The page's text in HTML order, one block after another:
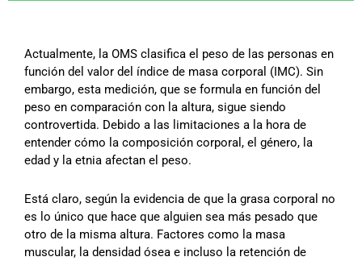
Actualmente, la OMS clasifica el peso de las personas en
función del valor del índice de masa corporal (IMC). Sin
embargo, esta medición, que se formula en función del
peso en comparación con la altura, sigue siendo
controvertida. Debido a las limitaciones a la hora de
entender cómo la composición corporal, el género, la
edad y la etnia afectan el peso.
Está claro, según la evidencia de que la grasa corporal no
es lo único que hace que alguien sea más pesado que
otro de la misma altura. Factores como la masa
muscular, la densidad ósea e incluso la retención de